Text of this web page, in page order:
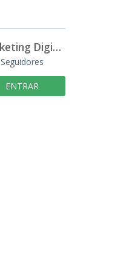
Marketing Digital
Seguidores
ENTRAR